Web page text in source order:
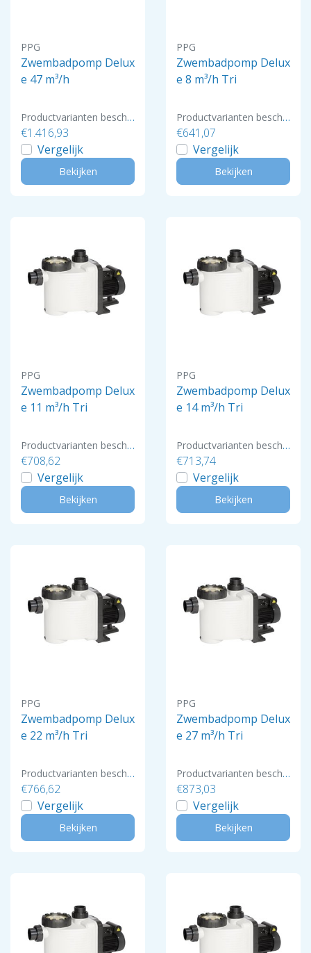
PPG
Zwembadpomp Delux
e 47 m³/h
Productvarianten beschikbaar
€1.416,93
Vergelijk
Bekijken
PPG
Zwembadpomp Delux
e 8 m³/h Tri
Productvarianten beschikbaar
€641,07
Vergelijk
Bekijken
PPG
Zwembadpomp Delux
e 11 m³/h Tri
Productvarianten beschikbaar
€708,62
Vergelijk
Bekijken
PPG
Zwembadpomp Delux
e 14 m³/h Tri
Productvarianten beschikbaar
€713,74
Vergelijk
Bekijken
PPG
Zwembadpomp Delux
e 22 m³/h Tri
Productvarianten beschikbaar
€766,62
Vergelijk
Bekijken
PPG
Zwembadpomp Delux
e 27 m³/h Tri
Productvarianten beschikbaar
€873,03
Vergelijk
Bekijken